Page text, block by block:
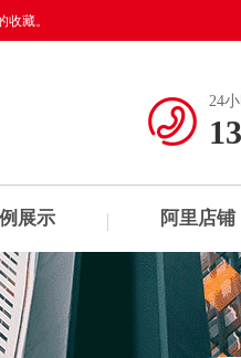
藏。
24
展示 阿里店铺